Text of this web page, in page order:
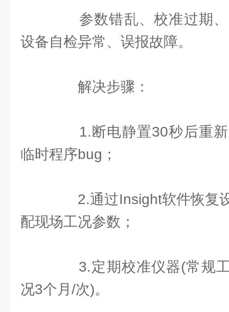
参数错乱、校准过期、
设备自检异常、误报故障。
解决步骤：
1.断电静置30秒后重新
临时程序bug；
2.通过Insight软件恢复
配现场工况参数；
3.定期校准仪器(常规工
况3个月/次)。